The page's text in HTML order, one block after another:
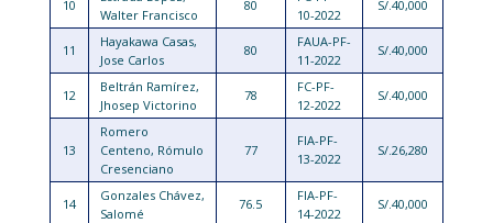
10
Walter Francisco
80
10-2022
S/.40,000
11
Hayakawa Casas,
Jose Carlos
80
FAUA-PF-
11-2022
S/.40,000
12
Beltrán Ramírez,
Jhosep Victorino
78
FC-PF-
12-2022
S/.40,000
13
Romero
Centeno, Rómulo
Cresenciano
77
FIA-PF-
13-2022
S/.26,280
14
Gonzales Chávez,
Salomé
76.5
FIA-PF-
14-2022
S/.40,000